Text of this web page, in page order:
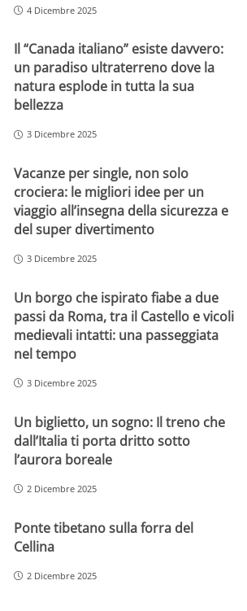
4 Dicembre 2025
Il “Canada italiano” esiste davvero:
un paradiso ultraterreno dove la
natura esplode in tutta la sua
bellezza
3 Dicembre 2025
Vacanze per single, non solo
crociera: le migliori idee per un
viaggio all’insegna della sicurezza e
del super divertimento
3 Dicembre 2025
Un borgo che ispirato fiabe a due
passi da Roma, tra il Castello e vicoli
medievali intatti: una passeggiata
nel tempo
3 Dicembre 2025
Un biglietto, un sogno: Il treno che
dall’Italia ti porta dritto sotto
l’aurora boreale
2 Dicembre 2025
Ponte tibetano sulla forra del
Cellina
2 Dicembre 2025